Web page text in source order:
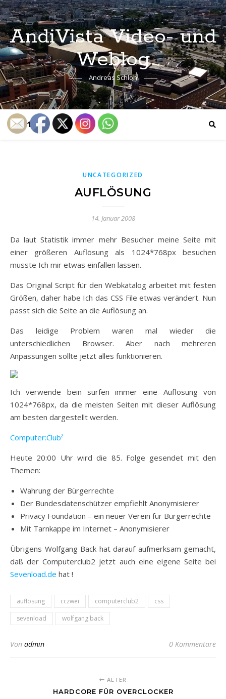
AndiVista Video- und
Weblog
Andreas Schloh
UNCATEGORIZED
AUFLÖSUNG
14. Januar 2008
Da laut Statistik immer mehr Besucher meine Seite mit
einer größeren Auflösung als 1024*768px besuchen
musste Ich mir etwas einfallen lassen.
Das Original Script für den Webkatalog arbeitet mit festen
Größen, daher habe Ich das CSS File etwas verändert. Nun
passt sich die Seite an die Auflösung an.
Das leidige Problem waren mal wieder die
unterschiedlichen Browser. Aber nach mehreren
Anpassungen sollte jetzt alles funktionieren.
Ich verwende bein surfen immer eine Auflösung von
1024*768px, da die meisten Seiten mit dieser Auflösung
am besten dargestellt werden.
Computer:Club²
Heute 20:00 Uhr wird die 85. Folge gesendet mit den
Themen:
Wahrung der Bürgerrechte
Der Bundesdatenschützer empfiehlt Anonymisierer
Privacy Foundation – ein neuer Verein für Bürgerrechte
Mit Tarnkappe im Internet – Anonymisierer
Übrigens Wolfgang Back hat darauf aufmerksam gemacht,
daß der Computerclub2 jetzt auch eine eigene Seite bei
Sevenload.de hat !
auflösung cczwei computerclub2
css
sevenload
wolfgang back
Von admin 0 Kommentare
ÄLTER
HARDCORE FÜR OVERCLOCKER